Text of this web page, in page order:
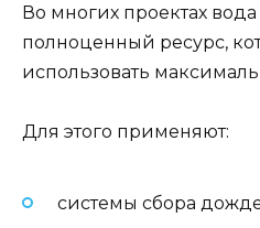
Во многих проектах
полноценный ресурс,
использовать
Для этого применяют:
системы сбора